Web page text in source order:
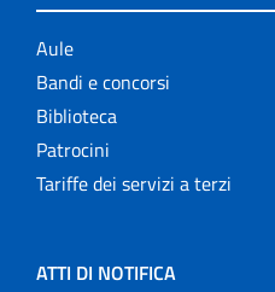
Aule
Bandi e concorsi
Biblioteca
Patrocini
Tariffe dei servizi a terzi
ATTI DI NOTIFICA